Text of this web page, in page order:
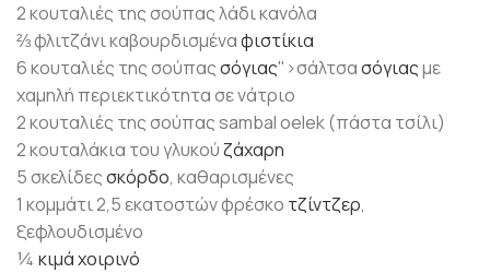
2 κουταλιές της σούπας λάδι κανόλα
⅔ φλιτζάνι καβουρδισμέναφιστίκια
6 κουταλιές της σούπαςσόγιας">σάλτσασόγιαςμε
χαμηλή περιεκτικότητα σε νάτριο
2 κουταλιές της σούπας sambal oelek (πάστα τσίλι)
2 κουταλάκια του γλυκούζάχαρη
5 σκελίδεςσκόρδο, καθαρισμένες
1 κομμάτι 2,5 εκατοστών φρέσκο τζίντζερ,
ξεφλουδισμένο
¼ κιμά χοιρινό